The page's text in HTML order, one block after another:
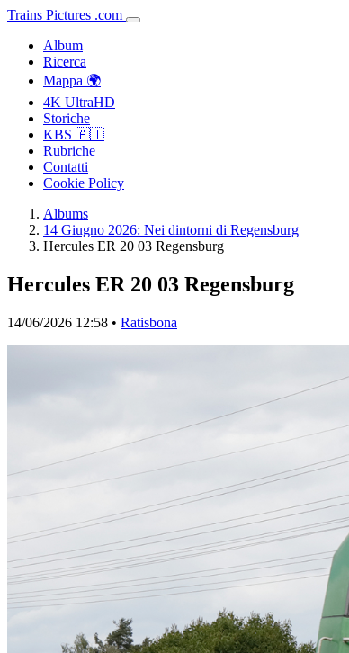
Trains Pictures .com
Album
Ricerca
Mappa 🌍
4K UltraHD
Storiche
KBS 🇦🇹
Rubriche
Contatti
Cookie Policy
Albums
14 Giugno 2026: Nei dintorni di Regensburg
Hercules ER 20 03 Regensburg
Hercules ER 20 03 Regensburg
14/06/2026 12:58 • Ratisbona